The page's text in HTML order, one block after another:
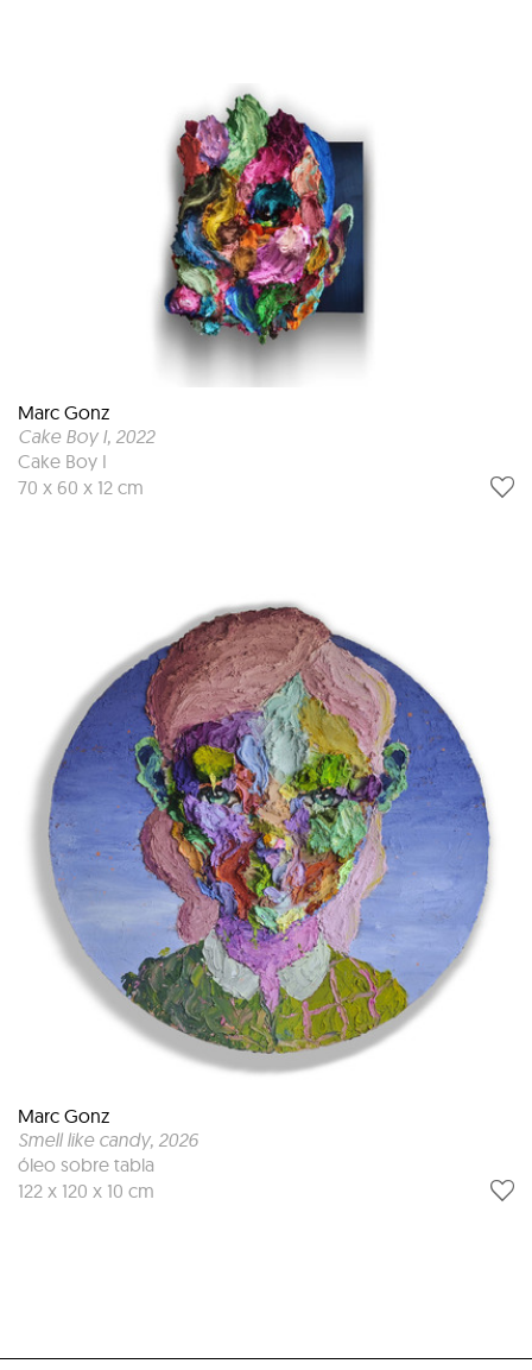
Marc Gonz
Cake Boy I, 2022
Cake Boy I
70 x 60 x 12 cm
Marc Gonz
Smell like candy, 2026
óleo sobre tabla
122 x 120 x 10 cm